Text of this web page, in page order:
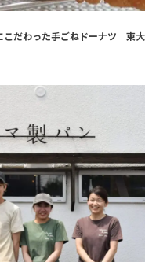
だわった手ごねドーナツ｜東大